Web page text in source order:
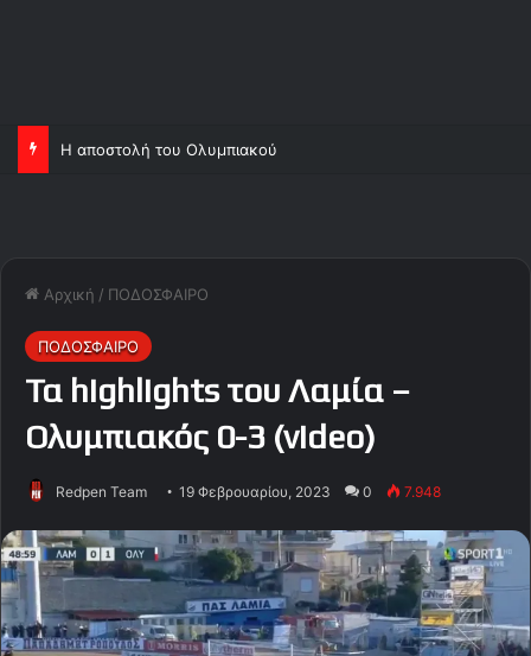
Η αποστολή του Ολυμπιακού
Αρχική / ΠΟΔΟΣΦΑΙΡΟ
ΠΟΔΟΣΦΑΙΡΟ
Τα highlights του Λαμία –
Ολυμπιακός 0-3 (video)
Redpen Team 19 Φεβρουαρίου, 2023 0 7.948